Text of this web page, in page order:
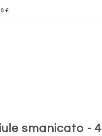
€
smanicato -